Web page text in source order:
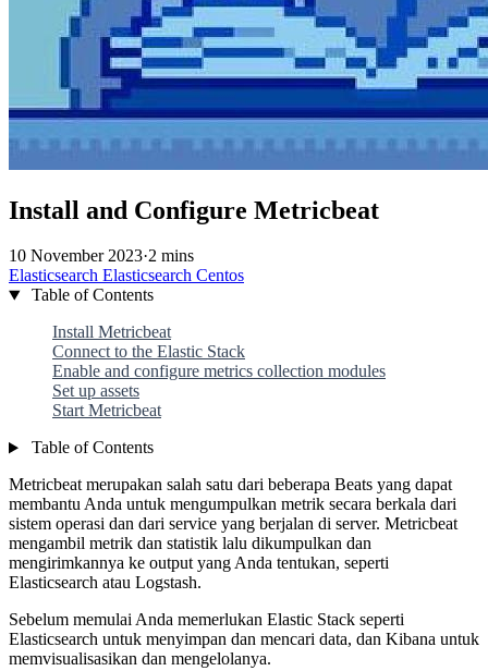
Install and Configure Metricbeat
10 November 2023·2 mins
Elasticsearch Elasticsearch Centos
Table of Contents
Install Metricbeat
Connect to the Elastic Stack
Enable and configure metrics collection modules
Set up assets
Start Metricbeat
Table of Contents
Metricbeat merupakan salah satu dari beberapa Beats yang dapat
membantu Anda untuk mengumpulkan metrik secara berkala dari
sistem operasi dan dari service yang berjalan di server. Metricbeat
mengambil metrik dan statistik lalu dikumpulkan dan
mengirimkannya ke output yang Anda tentukan, seperti
Elasticsearch atau Logstash.
Sebelum memulai Anda memerlukan Elastic Stack seperti
Elasticsearch untuk menyimpan dan mencari data, dan Kibana untuk
memvisualisasikan dan mengelolanya.